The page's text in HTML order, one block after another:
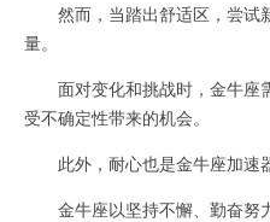
然而，当踏出舒适区，尝试
量。
面对变化和挑战时，金牛座
受不确定性带来的机会。
此外，耐心也是金牛座加速器
金牛座以坚持不懈、勤奋努